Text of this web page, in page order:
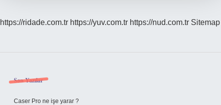
https://ridade.com.tr https://yuv.com.tr https://nud.com.tr Sitemap
Sidebar
Son Yazılar
Caser Pro ne işe yarar ?